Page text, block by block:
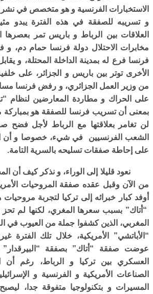
الاستخبارات الفرنسية و هو متخصص في نشر
و تسريبه للصفقة في هذه الفترة يبدو
العلاقات بين الرباط و باريس تمر
مخابرات الاحتلال دولة فرنسا حمام دم،
فرنسا فرع له بمدينة الداخلة المحتلة، و
الأخرى توتر بين باريس و الجزائر، على
من وزير العمل الجزائري، و رفض فرنسا
على الحراك و مطاردة المعارضين لنظام
بمعنى أن تسريب فرنسا للصفقة هو بمباركة
لن تغامر بعلاقتها مع الرباط لأجل فضح
الشعب الفرنسيين في شيء، خصوصا و أن
على إحاطة صفقات تسليحه بالسرية التامة.
نعود قليلا إلى الوراء، و نذكر كيف أن
من الآن وقبل عقده صفقة المروحيات
أوفد كبار خبرائه إلى تركيا لتجربة
“أتاك” بسبب سعرها المغري، لكنها لم
المغربي، الذين كشفوا جملة من العيوب في
“الأباتشي” الأمريكية، خلال تلك الفترة
عوضت صفقة “أتاك” بصفقة “البيرقدار”
العسكري بين تركيا و الرباط، رغم أن
الصناعات الأمريكية و الفرنسية و
المسيرات و بتكنولوجيا متفوقة جدا،